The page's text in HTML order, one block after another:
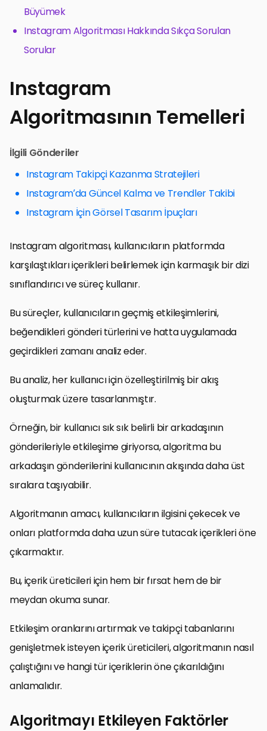
Büyümek
Instagram Algoritması Hakkında Sıkça Sorulan
Sorular
Instagram
Algoritmasının Temelleri
İlgili Gönderiler
Instagram Takipçi Kazanma Stratejileri
Instagram’da Güncel Kalma ve Trendler Takibi
Instagram İçin Görsel Tasarım İpuçları
Instagram algoritması, kullanıcıların platformda
karşılaştıkları içerikleri belirlemek için karmaşık bir dizi
sınıflandırıcı ve süreç kullanır.
Bu süreçler, kullanıcıların geçmiş etkileşimlerini,
beğendikleri gönderi türlerini ve hatta uygulamada
geçirdikleri zamanı analiz eder.
Bu analiz, her kullanıcı için özelleştirilmiş bir akış
oluşturmak üzere tasarlanmıştır.
Örneğin, bir kullanıcı sık sık belirli bir arkadaşının
gönderileriyle etkileşime giriyorsa, algoritma bu
arkadaşın gönderilerini kullanıcının akışında daha üst
sıralara taşıyabilir.
Algoritmanın amacı, kullanıcıların ilgisini çekecek ve
onları platformda daha uzun süre tutacak içerikleri öne
çıkarmaktır.
Bu, içerik üreticileri için hem bir fırsat hem de bir
meydan okuma sunar.
Etkileşim oranlarını artırmak ve takipçi tabanlarını
genişletmek isteyen içerik üreticileri, algoritmanın nasıl
çalıştığını ve hangi tür içeriklerin öne çıkarıldığını
anlamalıdır.
Algoritmayı Etkileyen Faktörler